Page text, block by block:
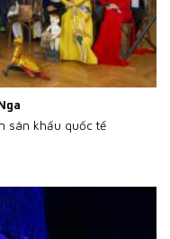
sân khấu quốc tế